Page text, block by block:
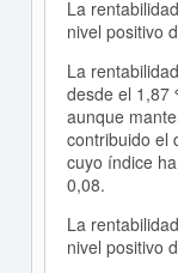
La
nivel positivo
La
desde el 1,87
aunque
contribuido el
cuyo índice
0,08.
La
nivel positivo